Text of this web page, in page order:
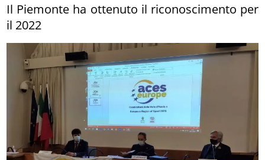
Il Piemonte ha ottenuto il riconoscimento per
il 2022